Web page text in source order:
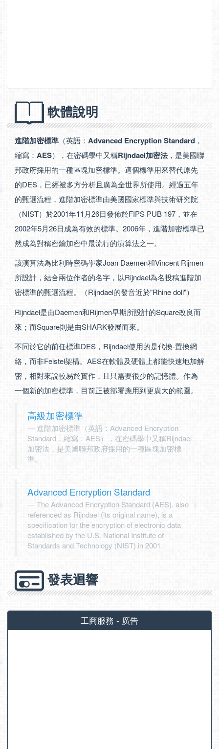
軟體說明
進階加密標準 （英語： Advanced Encryption Standard ，
縮寫： AES），在密碼學中又稱Rijndael加密法，是美國聯
邦政府採用的一種區塊加密標準。這個標準用來替代原先
的DES，已經被多方分析且廣為全世界所使用。經過五年
的甄選流程，進階加密標準由美國國家標準與技術研究院
（NIST）於2001年11月26日發佈於FIPS PUB 197，並在
2002年5月26日成為有效的標準。2006年，進階加密標準已
然成為對稱密鑰加密中最流行的演算法之一。
該演算法為比利時密碼學家Joan Daemen和Vincent Rijmen
所設計，結合兩位作者的名字，以Rijndael為名投稿進階加
密標準的甄選流程。（Rijndael的發音近於"Rhine doll"）
Rijndael是由Daemen和Rijmen早期所設計的Square改良而
來；而Square則是由SHARK發展而來。
不同於它的前任標準DES，Rijndael使用的是代換-置換網
絡，而非Feistel架構。AES在軟體及硬體上都能快速地加解
密，相對來說較易於實作，且只需要很少的記憶體。作為
一個新的加密標準，目前正被部署應用到更廣大的範圍。
高級加密標準
進階加密標準（英語：Advanced Encryption
Standard，縮寫：AES），在密碼學中又稱Rijndael
加密法，是美國聯邦政府採用的一種區塊加密標
準。
Advanced Encryption Standard
The Advanced Encryption Standard (AES), also
referenced as Rijndael (its original name), is a
specification for the encryption of electronic data
established by the U.S. National Institute of
Standards and Technology (NIST) in 2001.
發表迴響
工商服務 - 廣告